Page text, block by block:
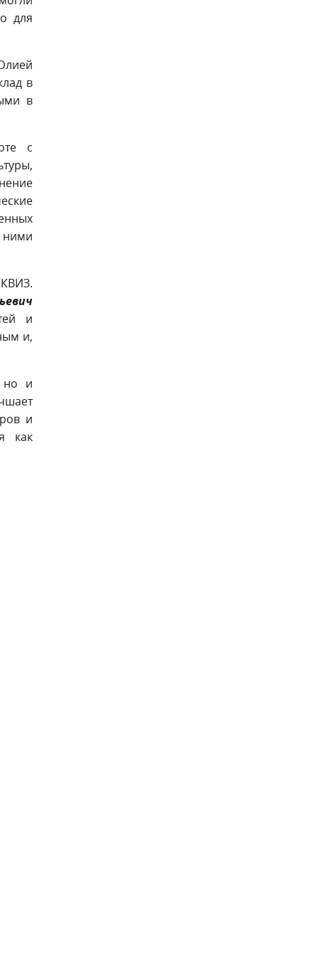
для
в
в
с
ними
и
и,
но и
и
как